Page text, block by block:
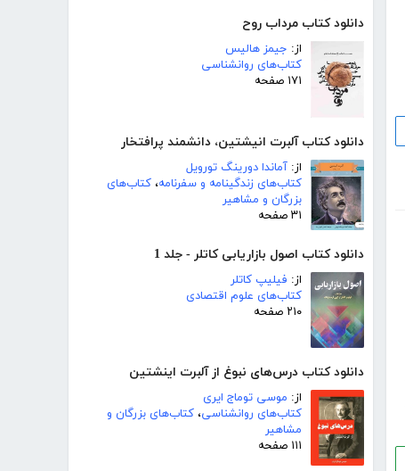
دانلود کتاب مرداب روح
از: جیمز هالیس
کتاب‌های روانشناسی
۱۷۱ صفحه
دانلود کتاب آلبرت انیشتین، دانشمند پرافتخار
از: آماندا دورینگ تورویل
کتاب‌های زندگینامه و سفرنامه، کتاب‌های
بزرگان و مشاهیر
۳۱ صفحه
دانلود کتاب اصول بازاریابی کاتلر - جلد 1
از: فیلیپ کاتلر
کتاب‌های علوم اقتصادی
۲۱۰ صفحه
دانلود کتاب درس‌های نبوغ از آلبرت اینشتین
از: موسی توماج ایری
کتاب‌های روانشناسی، کتاب‌های بزرگان و
مشاهیر
۱۱۱ صفحه